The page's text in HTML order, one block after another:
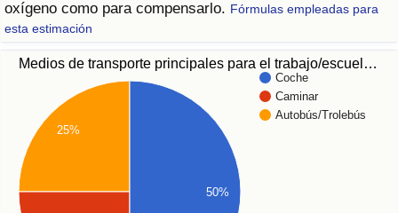
oxígeno como para compensarlo. Fórmulas empleadas para
esta estimación
Medios de transporte principales para el trabajo/escuel…
Coche
Caminar
Autobús/Trolebús
25%
50%
Índice de criminalidad por país
Sanidad
Índice de Sanidad (Actual)